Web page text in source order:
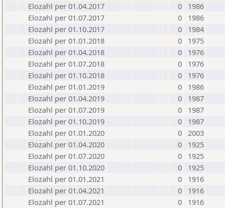
Elozahl per 01.04.2017
0
1986
Elozahl per 01.07.2017
0
1986
Elozahl per 01.10.2017
0
1984
Elozahl per 01.01.2018
0
1975
Elozahl per 01.04.2018
0
1976
Elozahl per 01.07.2018
0
1976
Elozahl per 01.10.2018
0
1976
Elozahl per 01.01.2019
0
1986
Elozahl per 01.04.2019
0
1987
Elozahl per 01.07.2019
0
1987
Elozahl per 01.10.2019
0
1987
Elozahl per 01.01.2020
0 2003
Elozahl per 01.04.2020
0
1925
Elozahl per 01.07.2020
0
1925
Elozahl per 01.10.2020
0
1925
Elozahl per 01.01.2021
0
1916
Elozahl per 01.04.2021
0
1916
Elozahl per 01.07.2021
0
1916